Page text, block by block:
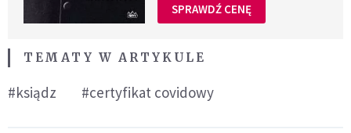
SPRAWDŹ CENĘ
TEMATY W ARTYKULE
#ksiądz #certyfikat covidowy